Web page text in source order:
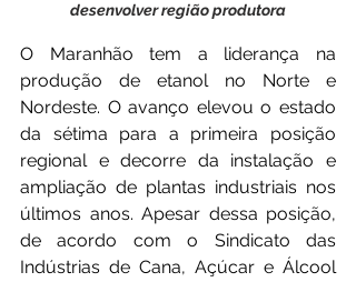
desenvolver região produtora
O Maranhão tem a liderança na
produção de etanol no Norte e
Nordeste. O avanço elevou o estado
da sétima para a primeira posição
regional e decorre da instalação e
ampliação de plantas industriais nos
últimos anos. Apesar dessa posição,
de acordo com o Sindicato das
Indústrias de Cana, Açúcar e Álcool